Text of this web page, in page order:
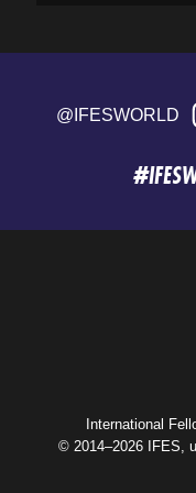
@IFESWORLD
International
© 2014–2026 IFES,